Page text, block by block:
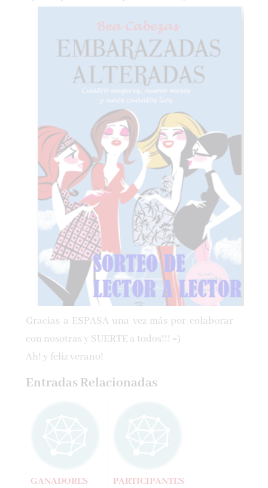
Gracias a ESPASA una vez más por colaborar
con nosotras y SUERTE a todos!!! =)
Ah! y feliz verano!
Entradas Relacionadas
GANADORES
PARTICIPANTES